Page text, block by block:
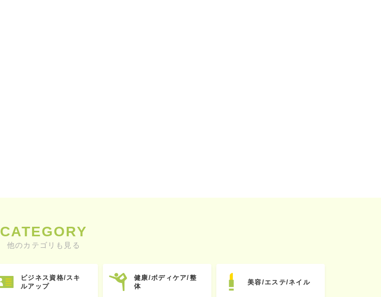
CATEGORY
他のカテゴリも見る
ビジネス資格/スキ
ルアップ
健康/ボディケア/整
体
美容/エステ/ネイル